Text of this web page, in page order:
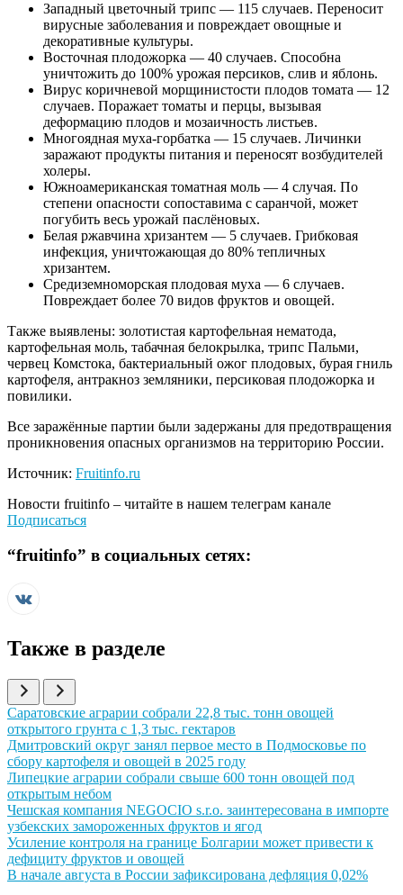
Западный цветочный трипс — 115 случаев. Переносит
вирусные заболевания и повреждает овощные и
декоративные культуры.
Восточная плодожорка — 40 случаев. Способна
уничтожить до 100% урожая персиков, слив и яблонь.
Вирус коричневой морщинистости плодов томата — 12
случаев. Поражает томаты и перцы, вызывая
деформацию плодов и мозаичность листьев.
Многоядная муха-горбатка — 15 случаев. Личинки
заражают продукты питания и переносят возбудителей
холеры.
Южноамериканская томатная моль — 4 случая. По
степени опасности сопоставима с саранчой, может
погубить весь урожай паслёновых.
Белая ржавчина хризантем — 5 случаев. Грибковая
инфекция, уничтожающая до 80% тепличных
хризантем.
Средиземноморская плодовая муха — 6 случаев.
Повреждает более 70 видов фруктов и овощей.
Также выявлены: золотистая картофельная нематода,
картофельная моль, табачная белокрылка, трипс Пальми,
червец Комстока, бактериальный ожог плодовых, бурая гниль
картофеля, антракноз земляники, персиковая плодожорка и
повилики.
Все заражённые партии были задержаны для предотвращения
проникновения опасных организмов на территорию России.
Источник: Fruitinfo.ru
Новости fruitinfo – читайте в нашем телеграм канале
Подписаться
“fruitinfo” в социальных сетях:
Также в разделе
Иллюстрация новости
Саратовские аграрии собрали 22,8 тыс. тонн овощей
открытого грунта с 1,3 тыс. гектаров
Иллюстрация новости
Дмитровский округ занял первое место в Подмосковье по
сбору картофеля и овощей в 2025 году
Иллюстрация новости
Липецкие аграрии собрали свыше 600 тонн овощей под
открытым небом
Иллюстрация новости
Чешская компания NEGOCIO s.r.o. заинтересована в импорте
узбекских замороженных фруктов и ягод
Иллюстрация новости
Усиление контроля на границе Болгарии может привести к
дефициту фруктов и овощей
Иллюстрация новости
В начале августа в России зафиксирована дефляция 0,02%